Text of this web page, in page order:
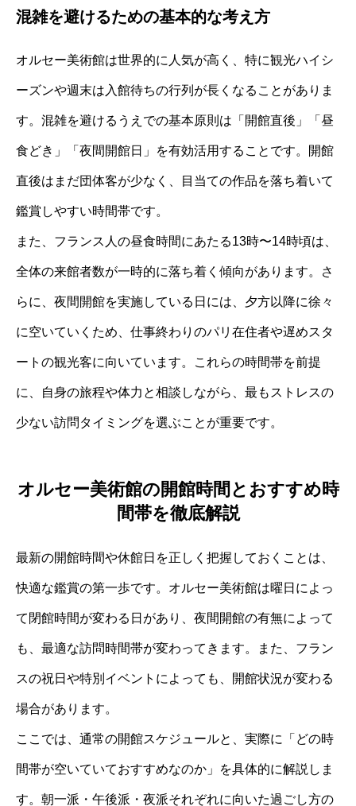
混雑を避けるための基本的な考え方
オルセー美術館は世界的に人気が高く、特に観光ハイシ
ーズンや週末は入館待ちの行列が長くなることがありま
す。混雑を避けるうえでの基本原則は「開館直後」「昼
食どき」「夜間開館日」を有効活用することです。開館
直後はまだ団体客が少なく、目当ての作品を落ち着いて
鑑賞しやすい時間帯です。
また、フランス人の昼食時間にあたる13時〜14時頃は、
全体の来館者数が一時的に落ち着く傾向があります。さ
らに、夜間開館を実施している日には、夕方以降に徐々
に空いていくため、仕事終わりのパリ在住者や遅めスタ
ートの観光客に向いています。これらの時間帯を前提
に、自身の旅程や体力と相談しながら、最もストレスの
少ない訪問タイミングを選ぶことが重要です。
オルセー美術館の開館時間とおすすめ時
間帯を徹底解説
最新の開館時間や休館日を正しく把握しておくことは、
快適な鑑賞の第一歩です。オルセー美術館は曜日によっ
て閉館時間が変わる日があり、夜間開館の有無によって
も、最適な訪問時間帯が変わってきます。また、フラン
スの祝日や特別イベントによっても、開館状況が変わる
場合があります。
ここでは、通常の開館スケジュールと、実際に「どの時
間帯が空いていておすすめなのか」を具体的に解説しま
す。朝一派・午後派・夜派それぞれに向いた過ごし方の